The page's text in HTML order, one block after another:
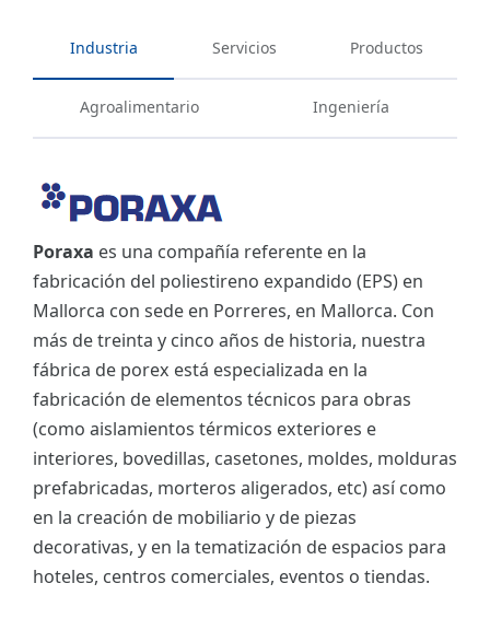
Industria Servicios Productos
Agroalimentario Ingeniería
Poraxa es una compañía referente en la
fabricación del poliestireno expandido (EPS) en
Mallorca con sede en Porreres, en Mallorca. Con
más de treinta y cinco años de historia, nuestra
fábrica de porex está especializada en la
fabricación de elementos técnicos para obras
(como aislamientos térmicos exteriores e
interiores, bovedillas, casetones, moldes, molduras
prefabricadas, morteros aligerados, etc) así como
en la creación de mobiliario y de piezas
decorativas, y en la tematización de espacios para
hoteles, centros comerciales, eventos o tiendas.